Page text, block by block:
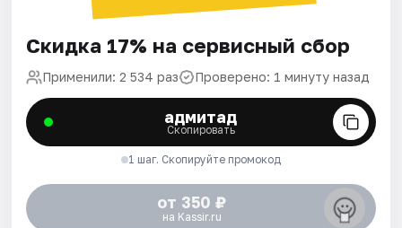
Скидка 17% на сервисный сбор
Применили: 2 534 раз Проверено: 1 минуту назад
адмитад
Скопировать
1 шаг. Скопируйте промокод
от 350 ₽
на Kassir.ru